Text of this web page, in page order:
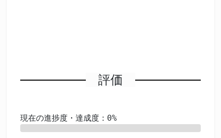
評価
現在の進捗度・達成度：0%